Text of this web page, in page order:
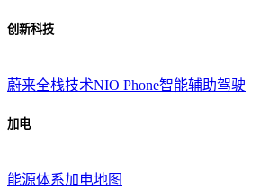
创新科技
蔚来全栈技术NIO Phone智能辅助驾驶
加电
能源体系加电地图